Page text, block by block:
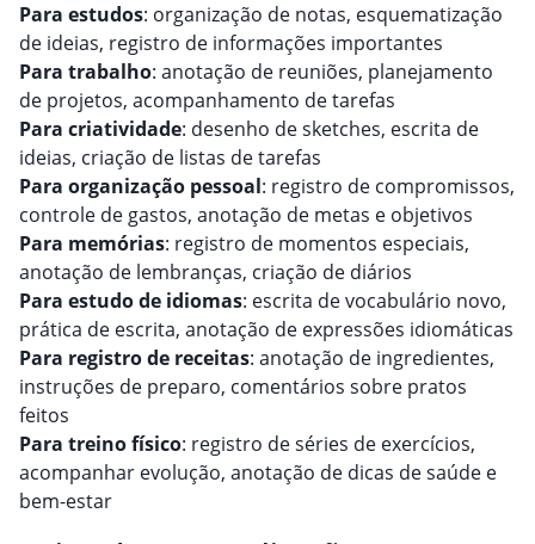
Para estudos: organização de notas, esquematização
de ideias, registro de informações importantes
Para trabalho: anotação de reuniões, planejamento
de projetos, acompanhamento de tarefas
Para criatividade: desenho de sketches, escrita de
ideias, criação de listas de tarefas
Para organização pessoal: registro de compromissos,
controle de gastos, anotação de metas e objetivos
Para memórias: registro de momentos especiais,
anotação de lembranças, criação de diários
Para estudo de idiomas: escrita de vocabulário novo,
prática de escrita, anotação de expressões idiomáticas
Para registro de receitas: anotação de ingredientes,
instruções de preparo, comentários sobre pratos
feitos
Para treino físico: registro de séries de exercícios,
acompanhar evolução, anotação de dicas de saúde e
bem-estar